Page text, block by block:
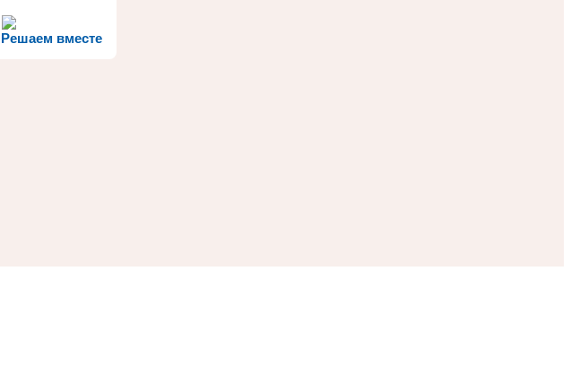
Решаем вместе